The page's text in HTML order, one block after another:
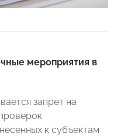
мероприятия в
запрет на
к субъектам